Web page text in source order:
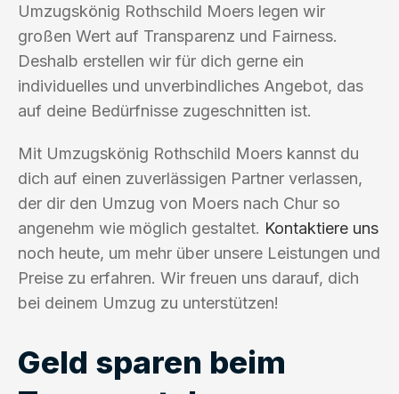
Umzugskönig Rothschild Moers legen wir
großen Wert auf Transparenz und Fairness.
Deshalb erstellen wir für dich gerne ein
individuelles und unverbindliches Angebot, das
auf deine Bedürfnisse zugeschnitten ist.
Mit Umzugskönig Rothschild Moers kannst du
dich auf einen zuverlässigen Partner verlassen,
der dir den Umzug von Moers nach Chur so
angenehm wie möglich gestaltet. Kontaktiere uns
noch heute, um mehr über unsere Leistungen und
Preise zu erfahren. Wir freuen uns darauf, dich
bei deinem Umzug zu unterstützen!
Geld sparen beim